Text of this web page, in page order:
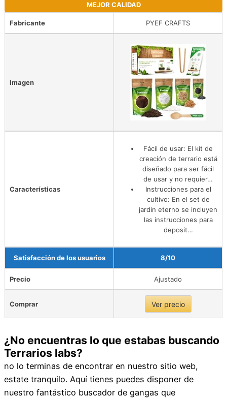
MEJOR CALIDAD
Fabricante PYEF CRAFTS
Imagen
Características
Fácil de usar: El kit de
creación de terrario está
diseñado para ser fácil
de usar y no requier…
Instrucciones para el
cultivo: En el set de
jardin eterno se incluyen
las instrucciones para
deposit…
Satisfacción de los usuarios 8/10
Precio Ajustado
Comprar Ver precio
¿No encuentras lo que estabas buscando
Terrarios labs?
no lo terminas de encontrar en nuestro sitio web,
estate tranquilo. Aquí tienes puedes disponer de
nuestro fantástico buscador de gangas que